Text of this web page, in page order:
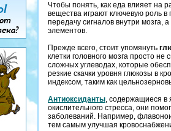
Чтобы понять, как еда влияет на
вещества играют ключевую роль
передачу сигналов внутри
элементов.
Прежде всего, стоит упомянуть
клетки головного мозга просто
сложных углеводах, которые
резкие скачки уровня глюкозы в
индексом, таким как
Антиоксиданты, содержащиеся в
окислительного стресса, они
заболеваний. Например,
тем самым улучшая